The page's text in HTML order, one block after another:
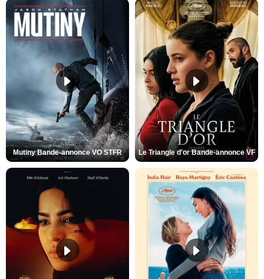
Mutiny Bande-annonce VO STFR Le Triangle d'or Bande-annonce VF